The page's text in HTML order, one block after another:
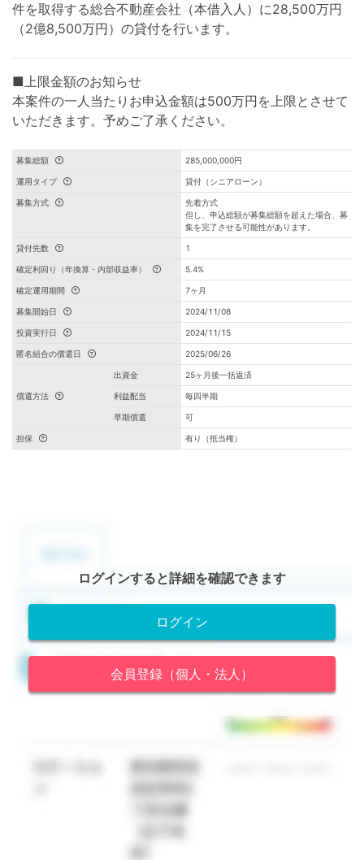
件を取得する総合不動産会社（本借入人）に28,500万円
（2億8,500万円）の貸付を行います。
■上限金額のお知らせ
本案件の一人当たりお申込金額は500万円を上限とさせて
いただきます。予めご了承ください。
募集総額 285,000,000円
運用タイプ 貸付（シニアローン）
募集方式
先着方式
但し、申込総額が募集総額を超えた場合、募
集を完了させる可能性があります。
貸付先数 1
確定利回り（年換算・内部収益率） 5.4%
確定運用期間 7ヶ月
募集開始日 2024/11/08
投資実行日 2024/11/15
匿名組合の償還日 2025/06/26
償還方法
出資金 25ヶ月後一括返済
利益配当 毎四半期
早期償還 可
担保 有り（抵当権）
ログインすると詳細を確認できます
ログイン
会員登録（個人・法人）